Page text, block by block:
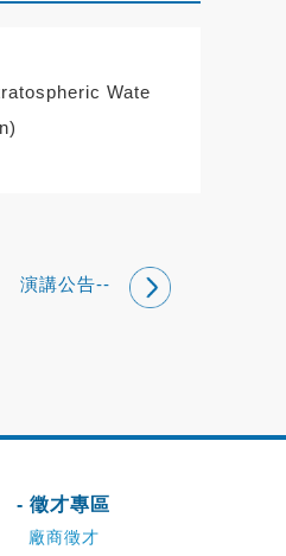
Wate
演講公告--
- 徵才專區
廠商徵才